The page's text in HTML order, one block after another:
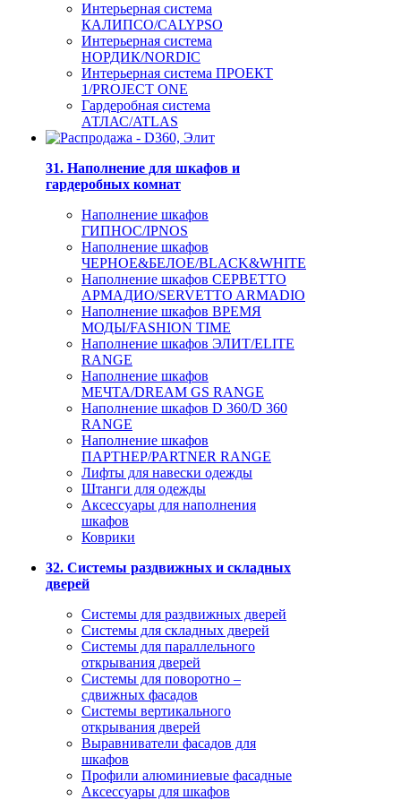
Интерьерная система
КАЛИПСО/CALYPSO
Интерьерная система
НОРДИК/NORDIC
Интерьерная система ПРОЕКТ
1/PROJECT ONE
Гардеробная система
АТЛАС/ATLAS
31. Наполнение для шкафов и
гардеробных комнат
Наполнение шкафов
ГИПНОС/IPNOS
Наполнение шкафов
ЧЕРНОЕ&БЕЛОЕ/BLACK&WHITE
Наполнение шкафов СЕРВЕТТО
АРМАДИО/SERVETTO ARMADIO
Наполнение шкафов ВРЕМЯ
МОДЫ/FASHION TIME
Наполнение шкафов ЭЛИТ/ELITE
RANGE
Наполнение шкафов
МЕЧТА/DREAM GS RANGE
Наполнение шкафов D 360/D 360
RANGE
Наполнение шкафов
ПАРТНЕР/PARTNER RANGE
Лифты для навески одежды
Штанги для одежды
Аксессуары для наполнения
шкафов
Коврики
32. Системы раздвижных и складных
дверей
Системы для раздвижных дверей
Системы для складных дверей
Системы для параллельного
открывания дверей
Системы для поворотно –
сдвижных фасадов
Системы вертикального
открывания дверей
Выравниватели фасадов для
шкафов
Профили алюминиевые фасадные
Аксессуары для шкафов